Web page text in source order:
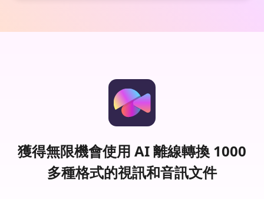
獲得無限機會使用 AI 離線轉換 1000
多種格式的視訊和音訊文件